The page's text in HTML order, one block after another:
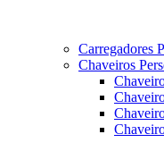
Carregadores
Chaveiros